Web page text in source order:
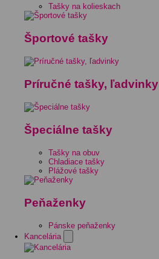
Tašky na kolieskach
Športové tašky
Príručné tašky, ľadvinky
Špeciálne tašky
Tašky na obuv
Chladiace tašky
Plážové tašky
Peňaženky
Pánske peňaženky
Kancelária